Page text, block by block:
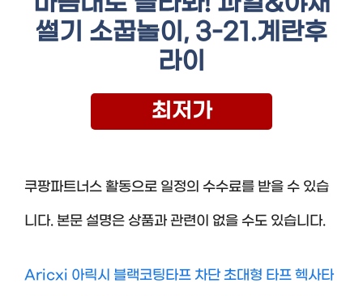
썰기 소꿉놀이, 3-21.계란후
라이
최저가
쿠팡파트너스 활동으로 일정의 수수료를 받을 수 있습
니다. 본문 설명은 상품과 관련이 없을 수도 있습니다.
Aricxi 아릭시 블랙코팅타프 차단 초대형 타프 헥사타